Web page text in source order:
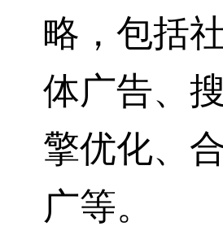
略，包括
体广告、
擎优化、
广等。